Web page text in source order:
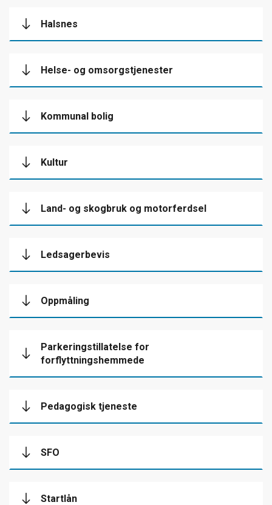
Halsnes
Helse- og omsorgstjenester
Kommunal bolig
Kultur
Land- og skogbruk og motorferdsel
Ledsagerbevis
Oppmåling
Parkeringstillatelse for
forflyttningshemmede
Pedagogisk tjeneste
SFO
Startlån